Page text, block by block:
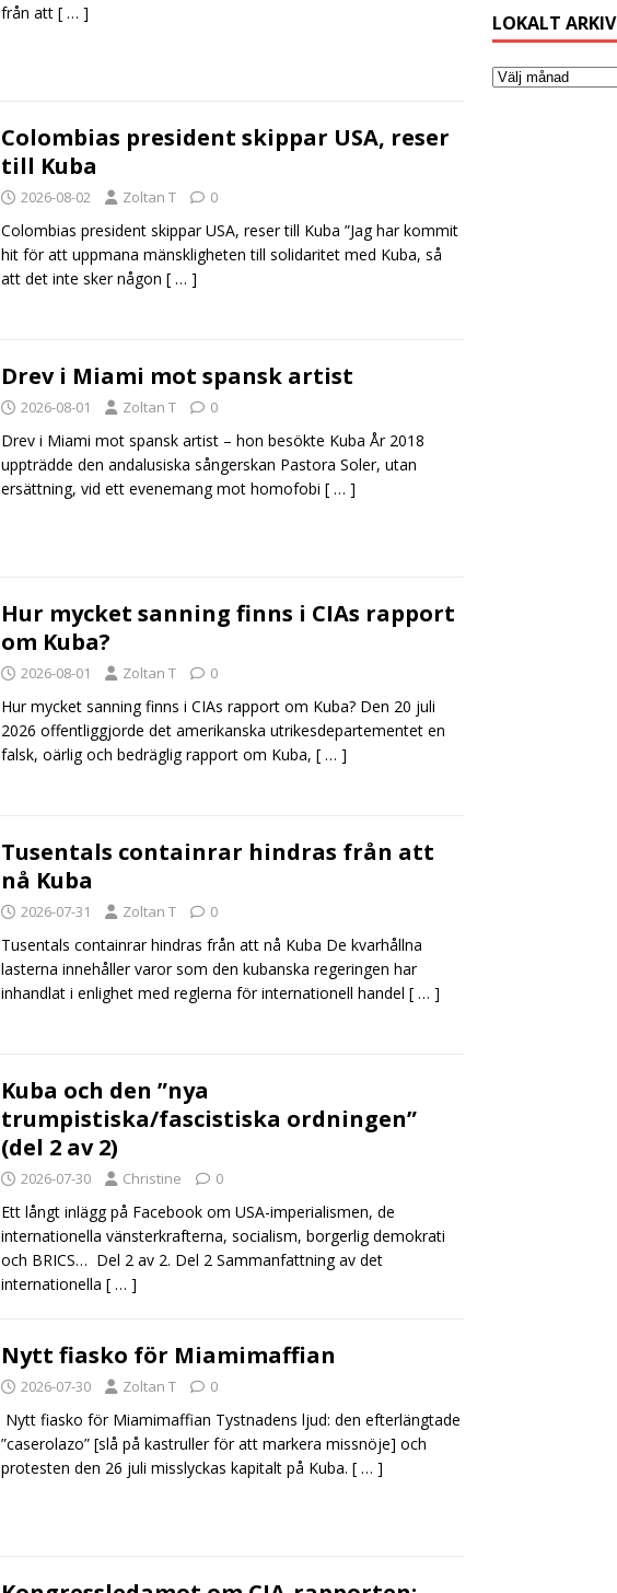
från att [ … ]
Colombias president skippar USA, reser
till Kuba
2026-08-02 Zoltan T 0
Colombias president skippar USA, reser till Kuba ”Jag har kommit
hit för att uppmana mänskligheten till solidaritet med Kuba, så
att det inte sker någon [ … ]
Drev i Miami mot spansk artist
2026-08-01 Zoltan T 0
Drev i Miami mot spansk artist – hon besökte Kuba År 2018
uppträdde den andalusiska sångerskan Pastora Soler, utan
ersättning, vid ett evenemang mot homofobi [ … ]
Hur mycket sanning finns i CIAs rapport
om Kuba?
2026-08-01 Zoltan T 0
Hur mycket sanning finns i CIAs rapport om Kuba? Den 20 juli
2026 offentliggjorde det amerikanska utrikesdepartementet en
falsk, oärlig och bedräglig rapport om Kuba, [ … ]
Tusentals containrar hindras från att
nå Kuba
2026-07-31 Zoltan T 0
Tusentals containrar hindras från att nå Kuba De kvarhållna
lasterna innehåller varor som den kubanska regeringen har
inhandlat i enlighet med reglerna för internationell handel [ … ]
Kuba och den ”nya
trumpistiska/fascistiska ordningen”
(del 2 av 2)
2026-07-30 Christine 0
Ett långt inlägg på Facebook om USA-imperialismen, de
internationella vänsterkrafterna, socialism, borgerlig demokrati
och BRICS… Del 2 av 2. Del 2 Sammanfattning av det
internationella [ … ]
Nytt fiasko för Miamimaffian
2026-07-30 Zoltan T 0
Nytt fiasko för Miamimaffian Tystnadens ljud: den efterlängtade
”caserolazo” [slå på kastruller för att markera missnöje] och
protesten den 26 juli misslyckas kapitalt på Kuba. [ … ]
LOKALT ARKIV